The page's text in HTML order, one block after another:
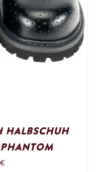
Halbschuh
€